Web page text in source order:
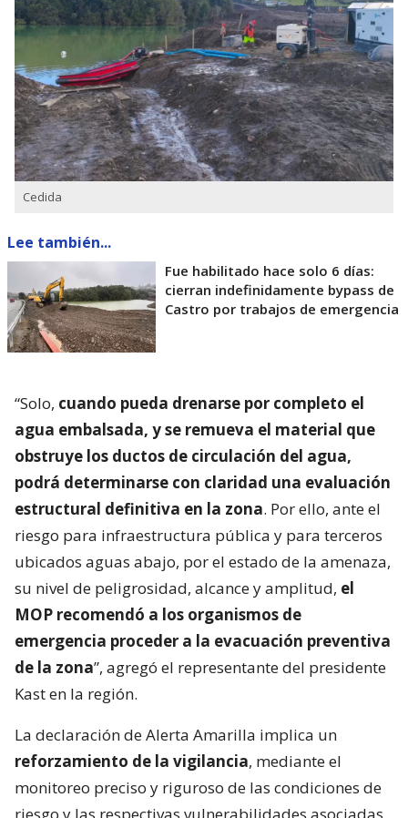
Cedida
Lee también...
Fue habilitado hace solo 6 días:
cierran indefinidamente bypass de
Castro por trabajos de emergencia
“Solo, cuando pueda drenarse por completo el
agua embalsada, y se remueva el material que
obstruye los ductos de circulación del agua,
podrá determinarse con claridad una evaluación
estructural definitiva en la zona. Por ello, ante el
riesgo para infraestructura pública y para terceros
ubicados aguas abajo, por el estado de la amenaza,
su nivel de peligrosidad, alcance y amplitud, el
MOP recomendó a los organismos de
emergencia proceder a la evacuación preventiva
de la zona”, agregó el representante del presidente
Kast en la región.
La declaración de Alerta Amarilla implica un
reforzamiento de la vigilancia, mediante el
monitoreo preciso y riguroso de las condiciones de
riesgo y las respectivas vulnerabilidades asociadas